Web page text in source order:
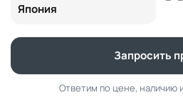
Япония
Запросить
Ответим по цене, наличию